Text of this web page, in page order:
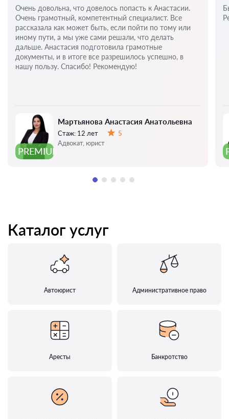
PREMIUM
Мартьянова Анастасия Анатольевна
Стаж: 12 лет
5
Адвокат, юрист
Очень довольна, что довелось попасть к Анастасии.
Очень грамотный, компетентный специалист. Все
рассказала как может быть, если пойти по тому или
иному пути, а мы уже сами решали, что делать
дальше. Анастасия подготовила грамотные
документы, и в итоге все разрешилось успешно, в
нашу пользу. Спасибо! Рекомендую!
Каталог услуг
Автоюрист Административное право
Аресты Банкротство